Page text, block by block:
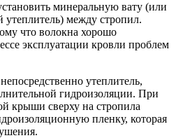
минеральную вату (или
между стропил.
что волокна хорошо
эксплуатации кровли проблем
утеплитель,
гидроизоляции. При
крыши сверху на стропила
пленку, которая